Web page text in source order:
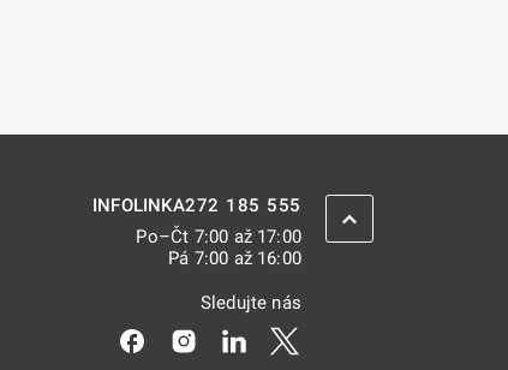
INFOLINKA272 185 555
Po–Čt 7:00 až 17:00
Pá 7:00 až 16:00
Sledujte nás
Odkaz se otevře na nové kartě
Odkaz se otevře na nové kartě
Odkaz se otevře na nové
ZPĚT NAHORU